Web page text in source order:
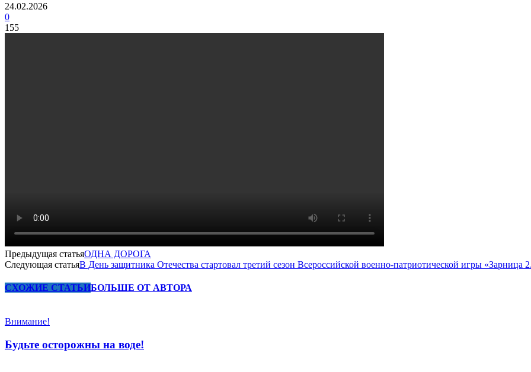
24.02.2026
0
155
Предыдущая статьяОДНА ДОРОГА
Следующая статьяВ День защитника Отечества стартовал третий сезон Всероссийской военно-патриотической игры «Зарница
СХОЖИЕ СТАТЬИБОЛЬШЕ ОТ АВТОРА
Внимание!
Будьте осторожны на воде!